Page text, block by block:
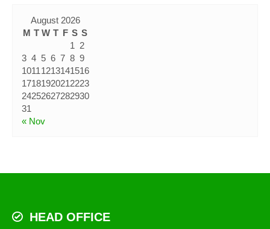
August 2026
M T W T F S S
« Nov
1 2
3 4 5 6 7 8 9
10111213141516
17181920212223
24252627282930
31
HEAD OFFICE